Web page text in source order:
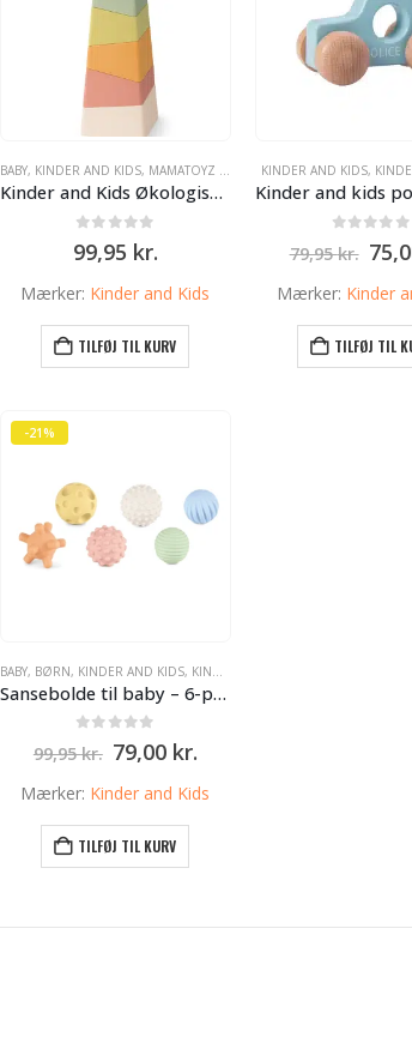
BABY, KINDER AND KIDS, MAMATOYZ TRÆVARE
Kinder and Kids Økologisk BIOplast Stabletårn med Dinosaur
99,95 kr.
Mærker: Kinder and Kids
TILFØJ TIL KURV
KINDER AND KIDS,
79,95kr. Den
pris
Mærker: Kinder
TILFØJ TIL
-21%
BABY, BØRN, KINDER AND KIDS, KINDER AND KIDS
Sansebolde til baby – 6-pak bioplast fra Kinder & Kids
99,95kr. Den
oprindelige
pris
99,95 kr..
79,00 kr.Den
pris
Mærker: Kinder and Kids
TILFØJ TIL KURV